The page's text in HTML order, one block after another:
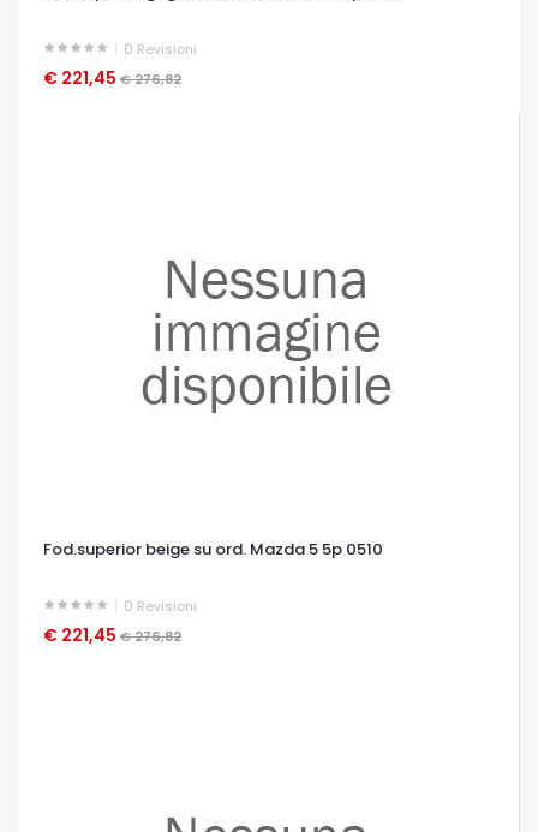
0 Revisioni
€ 221,45 € 276,82
OCCHIATA VELOCE
Fod.superior beige su ord. Mazda 5 5p 0510
0 Revisioni
€ 221,45 € 276,82
OCCHIATA VELOCE